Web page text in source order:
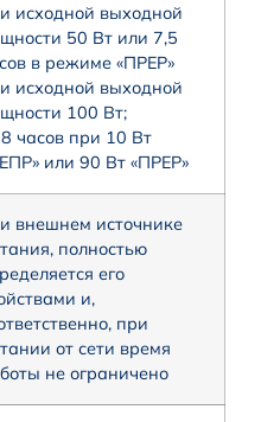
исходной выходной
50 Вт или 7,5
в режиме «ПРЕР»
исходной выходной
100 Вт;
часов при 10 Вт
или 90 Вт «ПРЕР»
внешнем источнике
полностью
его
и,
при
от сети время
не ограничено